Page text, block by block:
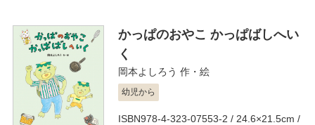
かっぱのおやこ かっぱばしへい
く
岡本よしろう 作・絵
幼児から
ISBN978-4-323-07553-2 / 24.6×21.5cm /